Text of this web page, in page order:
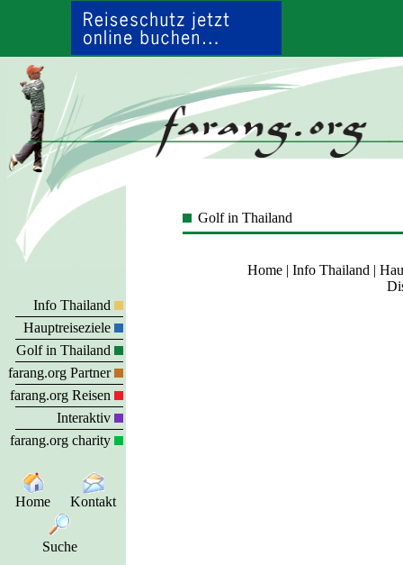
Info Thailand
Hauptreiseziele
Golf in Thailand
farang.org Partner
farang.org Reisen
Interaktiv
farang.org charity
Home Kontakt
Suche
Golf in Thailand
Home| Info Thailand |